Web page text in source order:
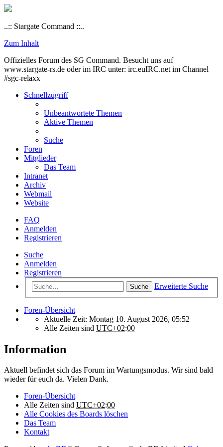
..:: Stargate Command ::..
Zum Inhalt
Offizielles Forum des SG Command. Besucht uns auf
www.stargate-rs.de oder im IRC unter: irc.euIRC.net im Channel
#sgc-relaxx
Schnellzugriff
Unbeantwortete Themen
Aktive Themen
Suche
Foren
Mitglieder
Das Team
Intranet
Archiv
Webmail
Website
FAQ
Anmelden
Registrieren
Suche
Anmelden
Registrieren
Suche Erweiterte Suche
Foren-Übersicht
Aktuelle Zeit: Montag 10. August 2026, 05:52
Alle Zeiten sind UTC+02:00
Information
Aktuell befindet sich das Forum im Wartungsmodus. Wir sind bald
wieder für euch da. Vielen Dank.
Foren-Übersicht
Alle Zeiten sind UTC+02:00
Alle Cookies des Boards löschen
Das Team
Kontakt